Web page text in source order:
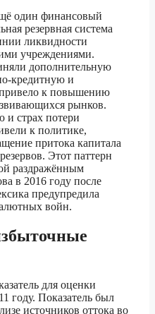
один финансовый
резервная система
ликвидности
учреждениями.
дополнительную
кредитную и
к повышению
рынков.
страх потери
к политике,
притока капитала
Этот паттерн
раздражённым
в 2016 году после
предупредила
войн.
для оценки
году. Показатель был
источников оттока во